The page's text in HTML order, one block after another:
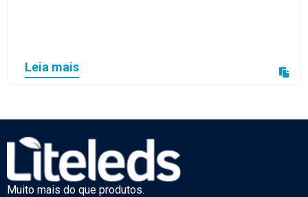
Leia mais
Muito mais do que produtos.